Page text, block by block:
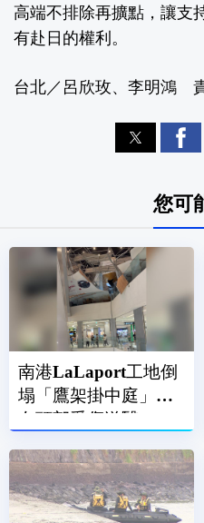
高端不排除再擴點，讓支
有赴日的權利。
台北／呂欣玫、李明鴻
您可
南港LaLaport工地倒
塌「鷹架掛中庭」！1
女頭部受傷送醫